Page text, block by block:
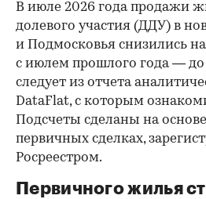
В июле 2026 года продажи
долевого участия (ДДУ) в
и Подмосковья снизились
с июлем прошлого года — до
следует из отчета
DataFlat, с которым
Подсчеты сделаны на
первичных сделках,
Росреестром.
Первичного жилья